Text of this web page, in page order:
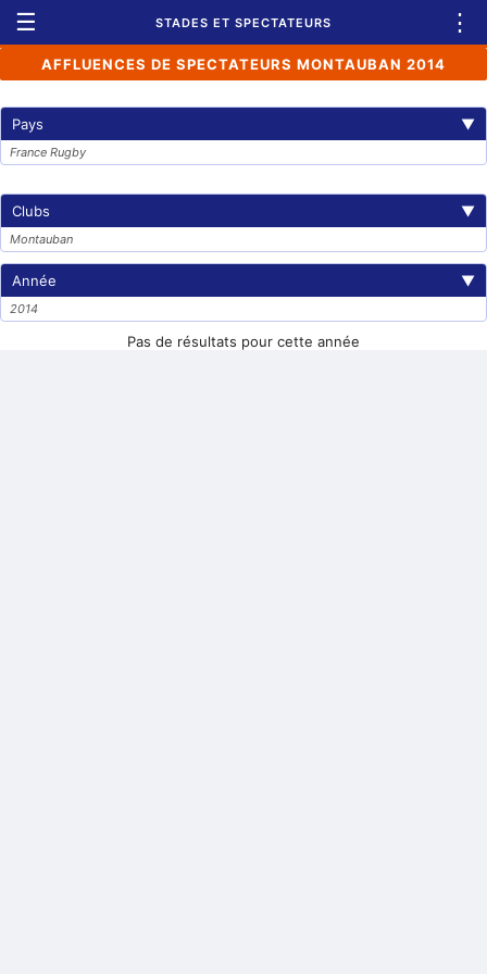
☰ STADES ET SPECTATEURS ⋮
AFFLUENCES DE SPECTATEURS MONTAUBAN 2014
Pays ▼
France Rugby
Clubs ▼
Montauban
Année ▼
2014
Pas de résultats pour cette année